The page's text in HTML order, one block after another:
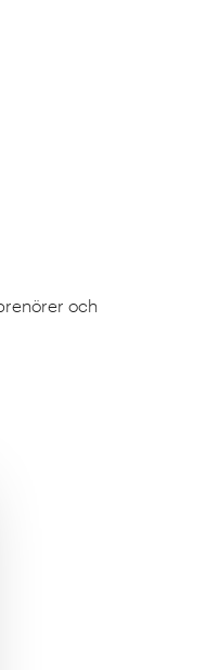
och